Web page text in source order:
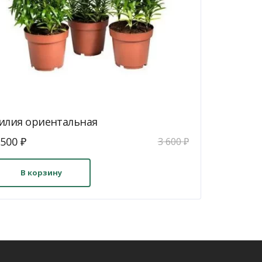
ориентальная
3 600₽
₽.
₽Текущая
цена:
2
500 ₽.
В корзину